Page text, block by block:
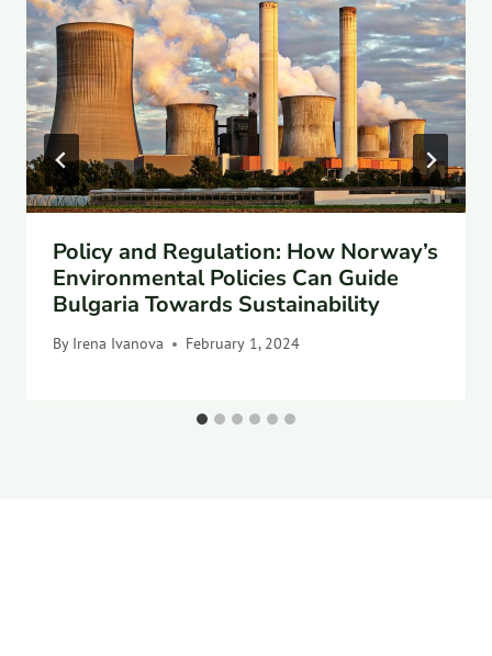
Policy and Regulation: How Norway’s
Environmental Policies Can Guide
Bulgaria Towards Sustainability
By Irena Ivanova February 1, 2024